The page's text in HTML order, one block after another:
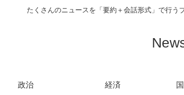
たくさんのニュースを「要約＋会話形式」で行う
政治 経済